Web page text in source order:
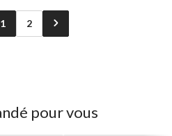
1 2
pour vous